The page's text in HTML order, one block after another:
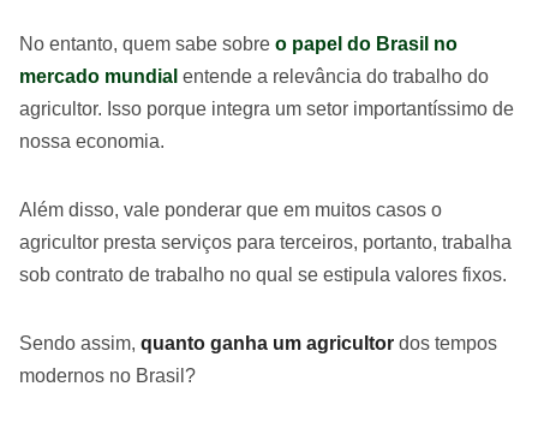
No entanto, quem sabe sobre o papel do Brasil no
mercado mundial entende a relevância do trabalho do
agricultor. Isso porque integra um setor importantíssimo de
nossa economia.
Além disso, vale ponderar que em muitos casos o
agricultor presta serviços para terceiros, portanto, trabalha
sob contrato de trabalho no qual se estipula valores fixos.
Sendo assim, quanto ganha um agricultor dos tempos
modernos no Brasil?